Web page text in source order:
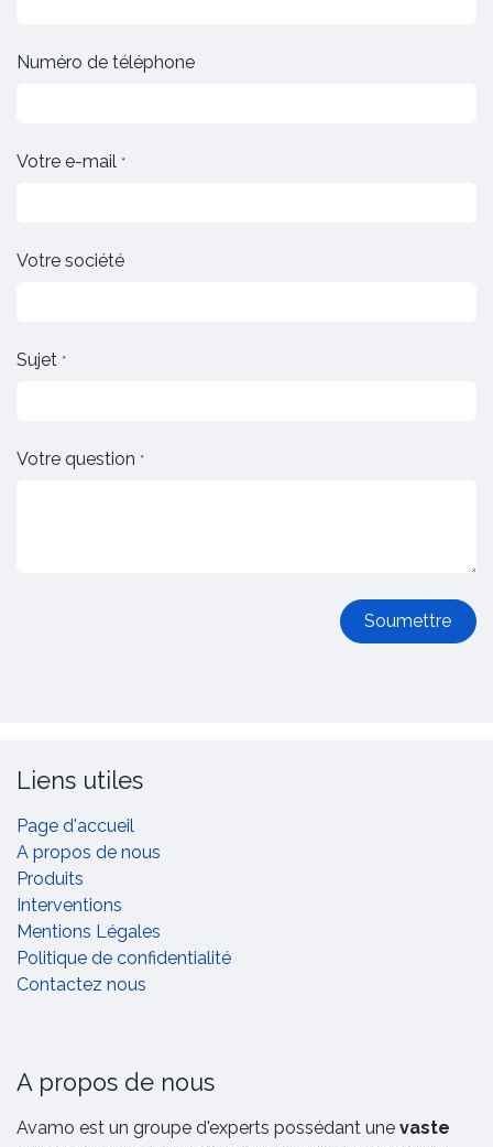
Numéro de téléphone
Votre e-mail *
Votre société
Sujet *
Votre question *
Soumettre
Liens utiles
Page d'accueil
A propos de nous
Produits
Interventions
Mentions Légales
Politique de confidentialité
Contactez nous
A propos de nous
Avamo est un groupe d'experts possédant une vaste